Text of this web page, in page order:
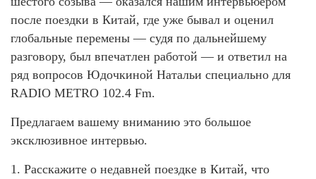
после поездки в Китай, где уже бывал и оценил
глобальные перемены — судя по дальнейшему
разговору, был впечатлен работой — и ответил на
ряд вопросов Юдочкиной Натальи специально для
RADIO METRO 102.4 Fm.
Предлагаем вашему вниманию это большое
эксклюзивное интервью.
1. Расскажите о недавней поездке в Китай, что